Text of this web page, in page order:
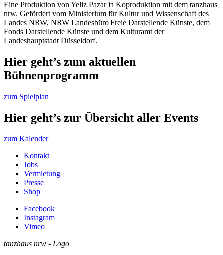
Eine Produktion von Yeliz Pazar in Koproduktion mit dem tanzhaus
nrw. Gefördert vom Ministerium für Kultur und Wissenschaft des
Landes NRW, NRW Landesbüro Freie Darstellende Künste, dem
Fonds Darstellende Künste und dem Kulturamt der
Landeshauptstadt Düsseldorf.
Hier geht’s zum aktuellen
Bühnenprogramm
zum Spielplan
Hier geht’s zur Übersicht aller Events
zum Kalender
Kontakt
Jobs
Vermietung
Presse
Shop
Facebook
Instagram
Vimeo
tanzhaus nrw - Logo